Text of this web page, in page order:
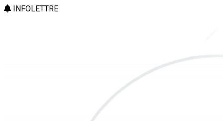
INFOLETTRE